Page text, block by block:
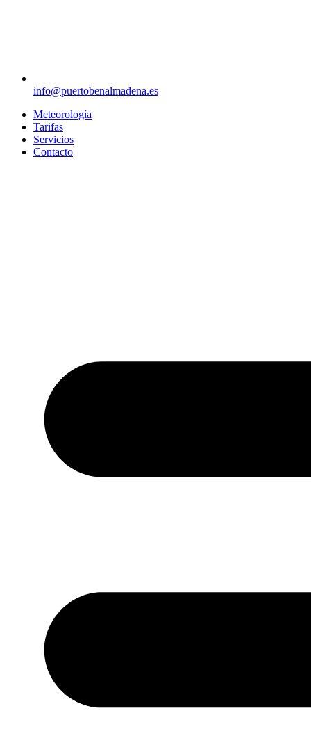
info@puertobenalmadena.es
Meteorología
Tarifas
Servicios
Contacto